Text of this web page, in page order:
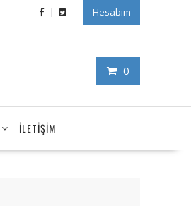
Hesabım
0
İLETIŞIM